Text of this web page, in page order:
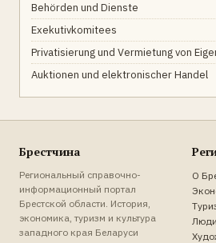
Behörden und Dienste
Exekutivkomitees
Privatisierung und Vermietung von
Auktionen und elektronischer Handel
Брестчина
Региональный справочно-
информационный портал
Брестской области. История,
экономика, туризм и культура
западного края Беларуси
О
Люди